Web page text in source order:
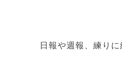
日報や週報、 練りに